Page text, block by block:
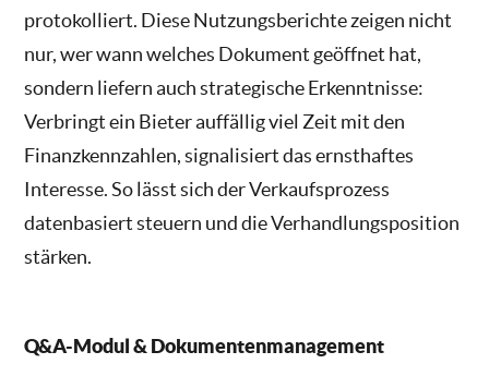
protokolliert. Diese Nutzungsberichte zeigen nicht
nur, wer wann welches Dokument geöffnet hat,
sondern liefern auch strategische Erkenntnisse:
Verbringt ein Bieter auffällig viel Zeit mit den
Finanzkennzahlen, signalisiert das ernsthaftes
Interesse. So lässt sich der Verkaufsprozess
datenbasiert steuern und die Verhandlungsposition
stärken.
Q&A-Modul & Dokumentenmanagement